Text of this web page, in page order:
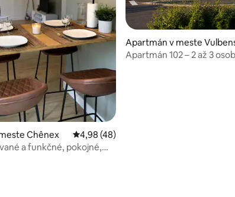
z 5, počet hodnotení: 544
Chênex Priemerné ohodnotenie 4,98 z 5, počet
4,98 (48)
a funkčné, pokojné,
Apartmán v meste
Apartmán 102 – 2 až 3